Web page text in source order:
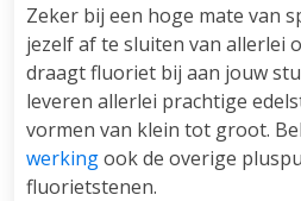
Zeker bij een hoge mate van
jezelf af te sluiten van allerlei
draagt fluoriet bij aan jouw
leveren allerlei prachtige
vormen van klein tot groot.
werkingook de overige
fluorietstenen.